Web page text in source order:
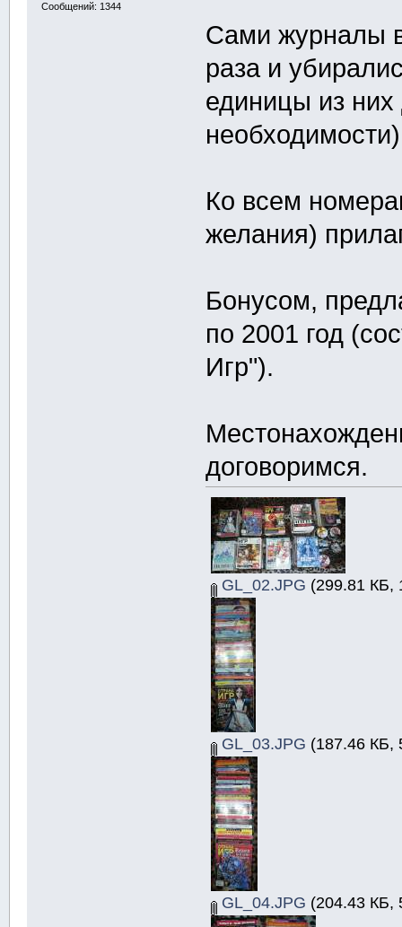
Сообщений: 1344
Сами журналы
раза и
единицы из них
Ко всем
желания)
Бонусом,
по 2001 год
Игр").
договоримся.
GL_02.JPG (299.81 КБ,
GL_03.JPG (187.46 КБ,
GL_04.JPG (204.43 КБ,